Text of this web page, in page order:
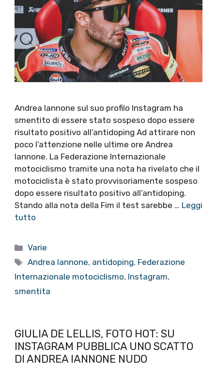
Andrea Iannone sul suo profilo Instagram ha
smentito di essere stato sospeso dopo essere
risultato positivo all’antidoping Ad attirare non
poco l’attenzione nelle ultime ore Andrea
Iannone. La Federazione Internazionale
motociclismo tramite una nota ha rivelato che il
motociclista è stato provvisoriamente sospeso
dopo essere risultato positivo all’antidoping.
Stando alla nota della Fim il test sarebbe … Leggi
tutto
Categorie
Varie
Tag
Andrea Iannone, antidoping, Federazione
Internazionale motociclismo, Instagram,
smentita
GIULIA DE LELLIS, FOTO HOT: SU
INSTAGRAM PUBBLICA UNO SCATTO
DI ANDREA IANNONE NUDO